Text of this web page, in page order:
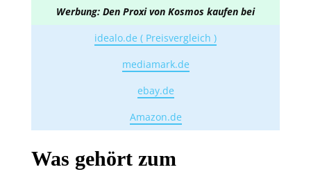
Werbung: Den Proxi von Kosmos kaufen bei
idealo.de ( Preisvergleich )
mediamark.de
ebay.de
Amazon.de
Was gehört zum